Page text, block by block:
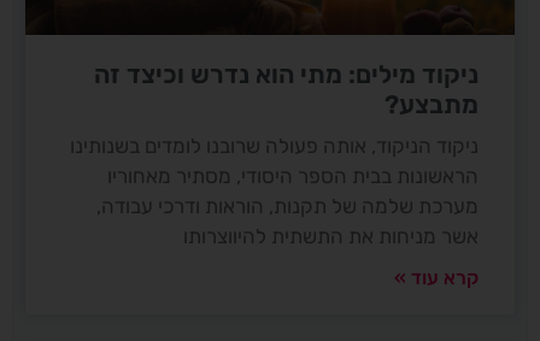
ניקוד מילים: מתי הוא נדרש וכיצד זה
מתבצע?
ניקוד הניקוד, אותה פעולה שרובנו לומדים בשנותינו
הראשונות בבית הספר היסודי, מסתיר מאחוריו
מערכת שלמה של תקנות, הוראות ודרכי עבודה,
אשר מניחות את התשתית להיווצרותו
קרא עוד »